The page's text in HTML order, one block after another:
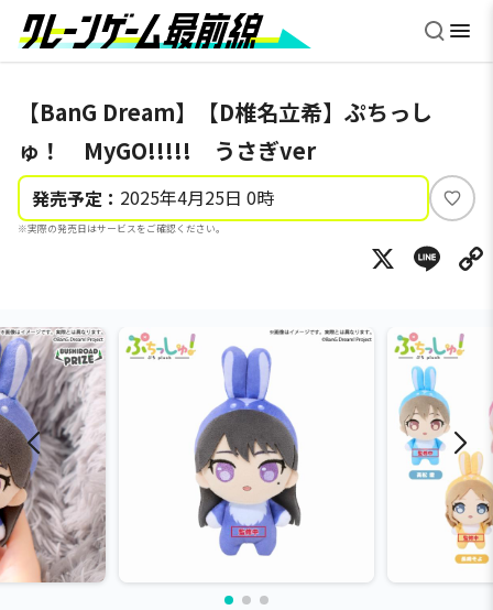
【BanG Dream】【D椎名立希】ぷちっし
ゅ！ MyGO!!!!! うさぎver
発売予定： 2025年4月25日 0時
※実際の発売日はサービスをご確認ください。
い
ね
X